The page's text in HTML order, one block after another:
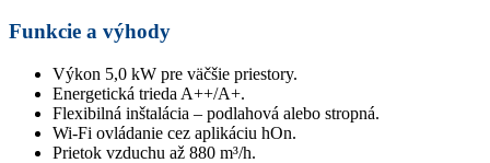
Funkcie a výhody
Výkon 5,0 kW pre väčšie priestory.
Energetická trieda A++/A+.
Flexibilná inštalácia – podlahová alebo stropná.
Wi-Fi ovládanie cez aplikáciu hOn.
Prietok vzduchu až 880 m³/h.